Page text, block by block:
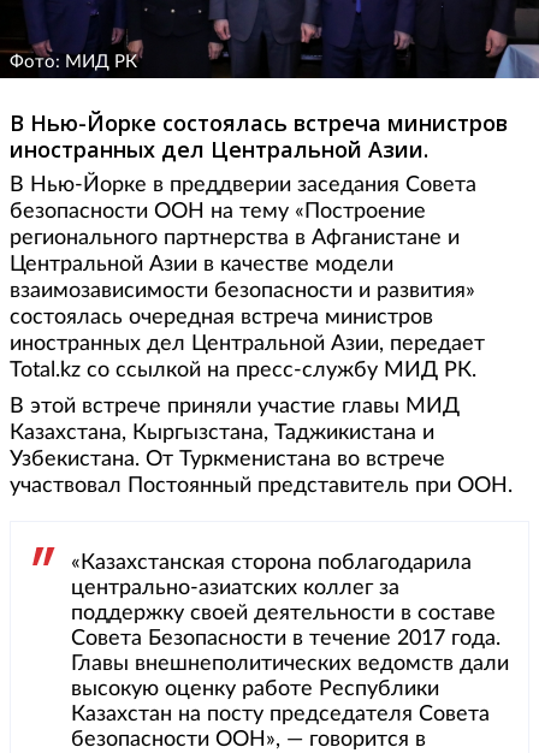
Фото: МИД РК
В Нью-Йорке состоялась встреча министров
иностранных дел Центральной Азии.
В Нью-Йорке в преддверии заседания Совета
безопасности ООН на тему «Построение
регионального партнерства в Афганистане и
Центральной Азии в качестве модели
взаимозависимости безопасности и развития»
состоялась очередная встреча министров
иностранных дел Центральной Азии, передает
Total.kz со ссылкой на пресс-службу МИД РК.
В этой встрече приняли участие главы МИД
Казахстана, Кыргызстана, Таджикистана и
Узбекистана. От Туркменистана во встрече
участвовал Постоянный представитель при ООН.
«Казахстанская сторона поблагодарила
центрально-азиатских коллег за
поддержку своей деятельности в составе
Совета Безопасности в течение 2017 года.
Главы внешнеполитических ведомств дали
высокую оценку работе Республики
Казахстан на посту председателя Совета
безопасности ООН», — говорится в